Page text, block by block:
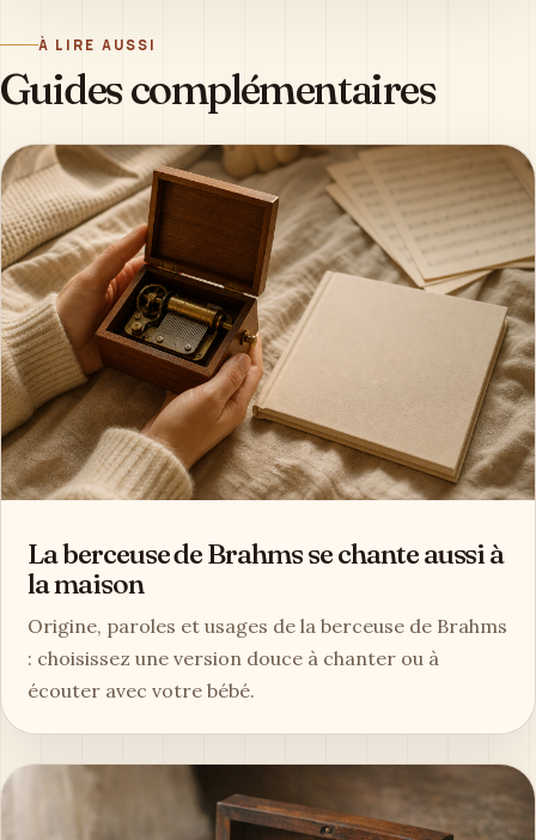
À LIRE AUSSI
Guides complémentaires
La berceuse de Brahms se chante aussi à
la maison
Origine, paroles et usages de la berceuse de Brahms
: choisissez une version douce à chanter ou à
écouter avec votre bébé.